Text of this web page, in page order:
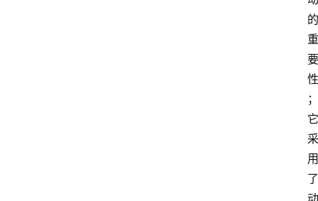
的
重
要
性
；
它
采
用
了
动